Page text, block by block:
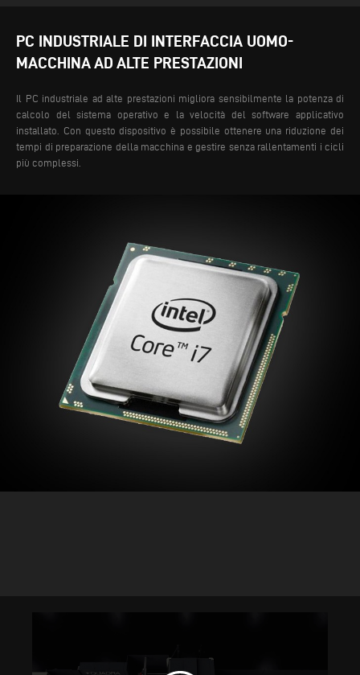
PC INDUSTRIALE DI INTERFACCIA UOMO-
MACCHINA AD ALTE PRESTAZIONI
Il PC industriale ad alte prestazioni migliora sensibilmente la potenza di
calcolo del sistema operativo e la velocità del software applicativo
installato. Con questo dispositivo è possibile ottenere una riduzione dei
tempi di preparazione della macchina e gestire senza rallentamenti i cicli
più complessi.